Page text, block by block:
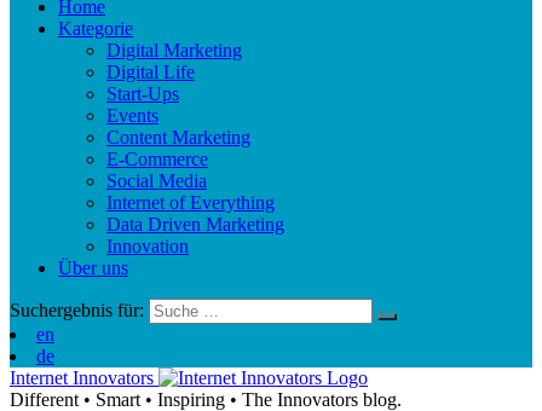
Home
Kategorie
Digital Marketing
Digital Life
Start-Ups
Events
Content Marketing
E-Commerce
Social Media
Internet of Everything
Data Driven Marketing
Innovation
Über uns
Suchergebnis für:
en
de
Internet Innovators
Different • Smart • Inspiring • The Innovators blog.